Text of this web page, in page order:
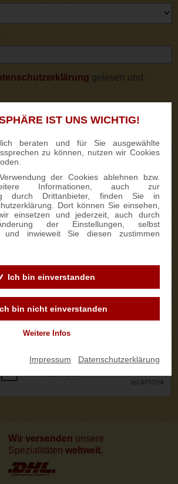
IST UNS WICHTIG!
beraten und für Sie ausgewählte
zu können, nutzen wir Cookies
der Cookies ablehnen bzw.
Informationen, auch zur
durch Drittanbieter, finden Sie in
Dort können Sie einsehen,
einsetzen und jederzeit, auch durch
der Einstellungen, selbst
und inwieweit Sie diesen zustimmen
Ich bin einverstanden
bin nicht einverstanden
Weitere Infos
Impressum Datenschutzerklärung
gelesen und
Wir versenden unsere
Spezialitäten weltweit.